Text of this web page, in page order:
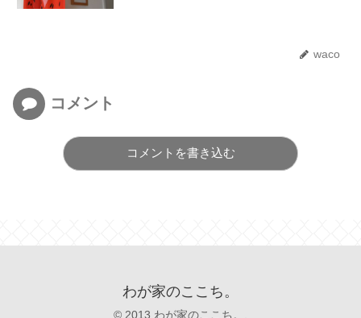
waco
コメント
コメントを書き込む
わが家のここち。
© 2013 わが家のここち。.